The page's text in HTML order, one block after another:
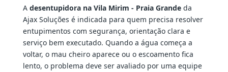
A desentupidora na Vila Mirim - Praia Grandeda
Ajax Soluções é indicada para quem precisa resolver
entupimentos com segurança, orientação clara e
serviço bem executado. Quando a água começa a
voltar, o mau cheiro aparece ou o escoamento fica
lento, o problema deve ser avaliado por uma equipe